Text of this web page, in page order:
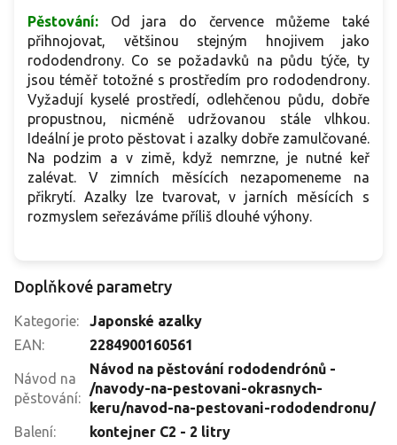
Pěstování: Od jara do července můžeme také
přihnojovat, většinou stejným hnojivem jako
rododendrony. Co se požadavků na půdu týče, ty
jsou téměř totožné s prostředím pro rododendrony.
Vyžadují kyselé prostředí, odlehčenou půdu, dobře
propustnou, nicméně udržovanou stále vlhkou.
Ideální je proto pěstovat i azalky dobře zamulčované.
Na podzim a v zimě, když nemrzne, je nutné keř
zalévat. V zimních měsících nezapomeneme na
přikrytí. Azalky lze tvarovat, v jarních měsících s
rozmyslem seřezáváme příliš dlouhé výhony.
Doplňkové parametry
Kategorie:
Japonské azalky
EAN: 2284900160561
Návod na
pěstování:
Návod na pěstování rododendrónů -
/navody-na-pestovani-okrasnych-
keru/navod-na-pestovani-rododendronu/
Balení:
kontejner C2 - 2 litry